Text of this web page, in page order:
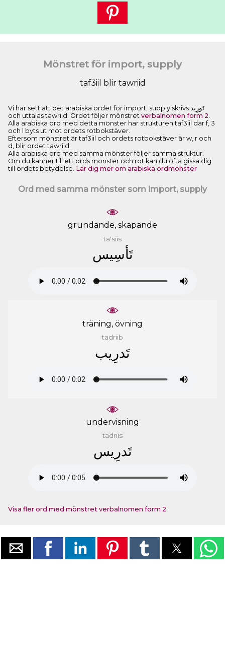
Mönstret för import, supply
taf3iil blir tawriid
Vi har sett att det arabiska ordet för import, supply skrivs ﺗَﻮﺭِﻳﺪ
och uttalas tawriid. Ordet följer mönstret verbalnomen form 2
Alla arabiska ord med detta mönster har strukturen taf3iil där f, 3
och l byts ut mot ordets rotbokstäver.
Eftersom mönstret är taf3iil och ordets rotbokstäver är w, r och
d, blir ordet tawriid.
Alla arabiska ord med samma mönster följer samma struktur.
Om du känner till ett ords mönster och rot kan du ofta gissa dig
till ordets betydelse. Lär dig mer om arabiska ordmönster
Ord med samma mönster som import, supply
grundande, skapande
ta'siis
ﺗَﺄﺳِﻴﺲ
träning, övning
tadriib
ﺗَﺪﺭِﻳﺐ
undervisning
tadriis
ﺗَﺪﺭِﻳﺲ
Visa fler ord med mönstret verbalnomen form 2